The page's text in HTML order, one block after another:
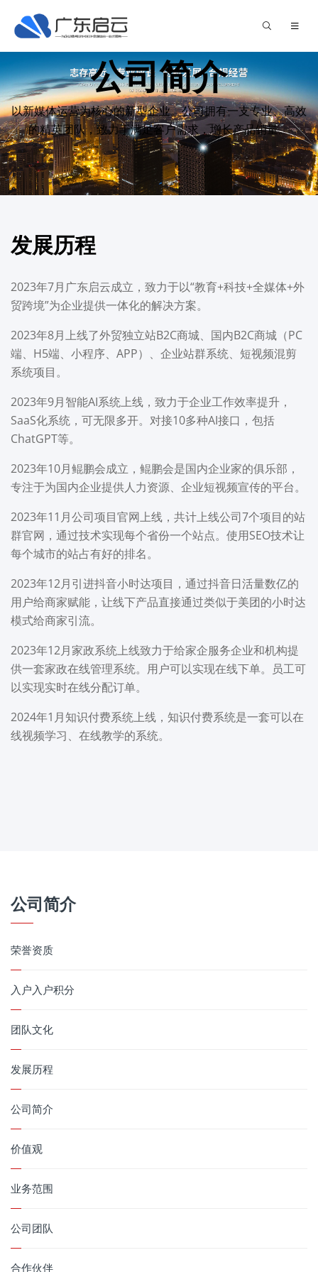
公司简介
以新媒体运营为核心的新型企业。公司拥有一支专业、高效
的精英团队，致力于满足客户需求，增长产品销量。
发展历程
2023年7月广东启云成立，致力于以“教育+科技+全媒体+外
贸跨境”为企业提供一体化的解决方案。
2023年8月上线了外贸独立站B2C商城、国内B2C商城（PC
端、H5端、小程序、APP）、企业站群系统、短视频混剪
系统项目。
2023年9月智能AI系统上线，致力于企业工作效率提升，
SaaS化系统，可无限多开。对接10多种AI接口，包括
ChatGPT等。
2023年10月鲲鹏会成立，鲲鹏会是国内企业家的俱乐部，
专注于为国内企业提供人力资源、企业短视频宣传的平台。
2023年11月公司项目官网上线，共计上线公司7个项目的站
群官网，通过技术实现每个省份一个站点。使用SEO技术让
每个城市的站占有好的排名。
2023年12月引进抖音小时达项目，通过抖音日活量数亿的
用户给商家赋能，让线下产品直接通过类似于美团的小时达
模式给商家引流。
2023年12月家政系统上线致力于给家企服务企业和机构提
供一套家政在线管理系统。用户可以实现在线下单。员工可
以实现实时在线分配订单。
2024年1月知识付费系统上线，知识付费系统是一套可以在
线视频学习、在线教学的系统。
公司简介
荣誉资质
入户入户积分
团队文化
发展历程
公司简介
价值观
业务范围
公司团队
合作伙伴